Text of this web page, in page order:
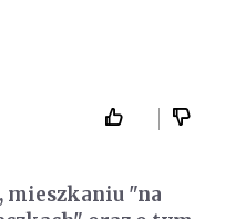
mieszkaniu "na